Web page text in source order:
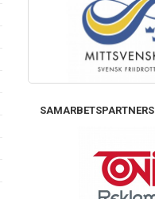
SAMARBETSPARTNERS